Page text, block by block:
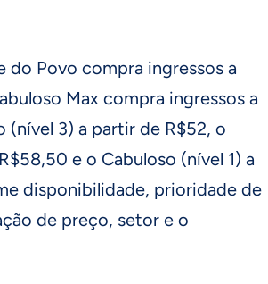
do Povo compra ingressos a
Max compra ingressos a
(nível 3) a partir de R$52, o
e o Cabuloso (nível 1) a
disponibilidade, prioridade de
de preço, setor e o